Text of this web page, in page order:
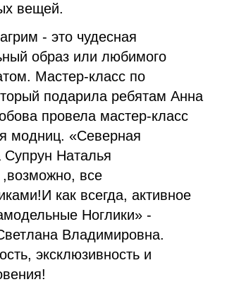
вещей.
- это чудесная
образ или любимого
Мастер-класс по
подарила ребятам Анна
провела мастер-класс
модниц. «Северная
Супрун Наталья
все
как всегда, активное
Ноглики» -
Владимировна.
эксклюзивность и